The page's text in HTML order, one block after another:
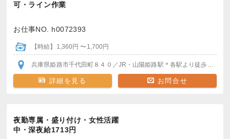
可・ライン作業
お仕事NO. h0072393
【時給】1,360円 〜1,700円
兵庫県姫路市千代田町８４０ ／JR・山陽姫路駅 ＊各駅より徒歩通勤OK
詳細を見る お問合せ
夜勤専属・盛り付け・女性活躍
中・深夜給1713円